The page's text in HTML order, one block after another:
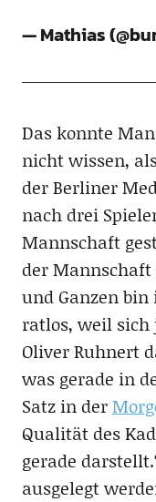
— Mathias
Das konnte
nicht wissen,
der Berliner
nach drei
Mannschaft
der
und Ganzen bin
ratlos, weil sich
Oliver Ruhnert
was gerade in
Satz in der
Qualität des
gerade
ausgelegt